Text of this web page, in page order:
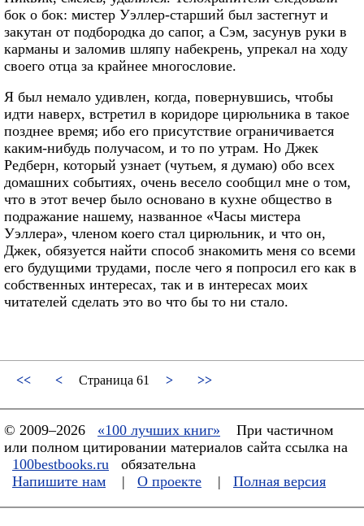
бок о бок: мистер Уэллер-старший был застегнут и
закутан от подбородка до сапог, а Сэм, засунув руки в
карманы и заломив шляпу набекрень, упрекал на ходу
своего отца за крайнее многословие.
Я был немало удивлен, когда, повернувшись, чтобы
идти наверх, встретил в коридоре цирюльника в такое
позднее время; ибо его присутствие ограничивается
каким-нибудь получасом, и то по утрам. Но Джек
Редберн, который узнает (чутьем, я думаю) обо всех
домашних событиях, очень весело сообщил мне о том,
что в этот вечер было основано в кухне общество в
подражание нашему, названное «Часы мистера
Уэллера», членом коего стал цирюльник, и что он,
Джек, обязуется найти способ знакомить меня со всеми
его будущими трудами, после чего я попросил его как в
собственных интересах, так и в интересах моих
читателей сделать это во что бы то ни стало.
<< < Страница 61 > >>
© 2009–2026 «100 лучших книг»
При частичном
или полном цитировании материалов сайта ссылка на
100bestbooks.ru
обязательна
Напишите нам
| О проекте | Полная версия